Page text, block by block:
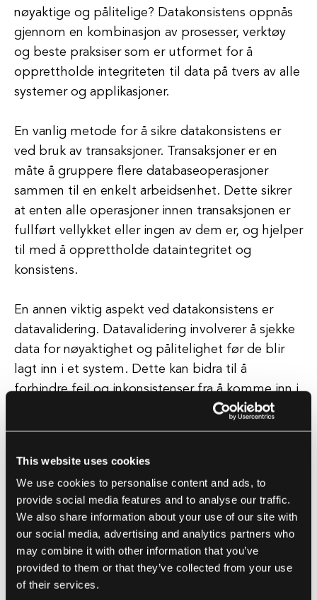
This website uses cookies
We use cookies to personalise content and ads, to
provide social media features and to analyse our traffic.
We also share information about your use of our site with
our social media, advertising and analytics partners who
may combine it with other information that you’ve
provided to them or that they’ve collected from your use
of their services.
nøyaktige og pålitelige? Datakonsistens oppnås
gjennom en kombinasjon av prosesser, verktøy
og beste praksiser som er utformet for å
opprettholde integriteten til data på tvers av alle
systemer og applikasjoner.
En vanlig metode for å sikre datakonsistens er
ved bruk av transaksjoner. Transaksjoner er en
måte å gruppere flere databaseoperasjoner
sammen til en enkelt arbeidsenhet. Dette sikrer
at enten alle operasjoner innen transaksjonen er
fullført vellykket eller ingen av dem er, og hjelper
til med å opprettholde dataintegritet og
konsistens.
En annen viktig aspekt ved datakonsistens er
datavalidering. Datavalidering involverer å sjekke
data for nøyaktighet og pålitelighet før de blir
lagt inn i et system. Dette kan bidra til å
forhindre feil og inkonsistenser fra å komme inn i
systemet i utgangspunktet, og sikrer at dataene
forblir konsistente og pålitelige.
Datakonsistens kan også opprettholdes gjennom
bruk av datasykroniseringsverktøy. Disse
verktøyene er utformet for å holde data
konsistente på tvers av flere systemer og
applikasjoner ved automatisk å oppdatere og
synkronisere data i sanntid.